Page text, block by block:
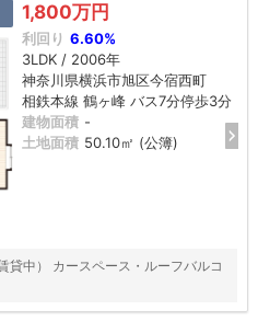
1,800万円
利回り 6.60%
3LDK / 2006年
神奈川県横浜市旭区今宿西町
相鉄本線 鶴ヶ峰 バス7分停歩3分
建物面積 -
土地面積 50.10㎡ (公簿)
中） カースペース・ルーフバルコ